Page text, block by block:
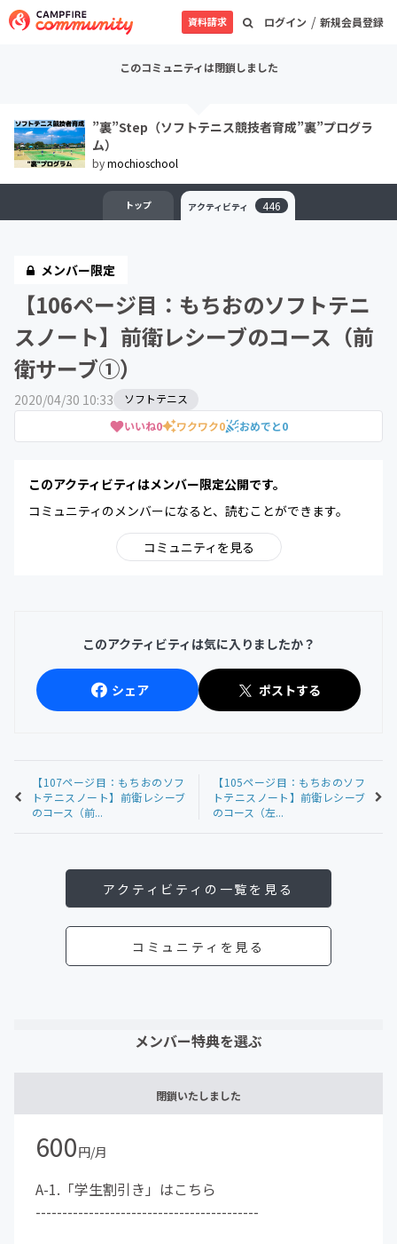
ログイン / 新規会員登録
資料請求
このコミュニティは閉鎖しました
”裏”Step（ソフトテニス競技者育成”裏”プログラ
ム）
bymochioschool
トップ アクティビティ 446
メンバー限定
【106ページ目：もちおのソフトテニ
スノート】前衛レシーブのコース（前
衛サーブ①）
2020/04/30 10:33
いいね0 ワクワク0 おめでと0
ソフトテニス
このアクティビティはメンバー限定公開です。
コミュニティのメンバーになると、読むことができます。
コミュニティを見る
このアクティビティは気に入りましたか？
シェア ポストする
【107ページ目：もちおのソフ
トテニスノート】前衛レシーブ
のコース（前...
【105ページ目：もちおのソフ
トテニスノート】前衛レシーブ
のコース（左...
アクティビティの一覧を見る
コミュニティを見る
メンバー特典を選ぶ
閉鎖いたしました
600円/月
A-1.「学生割引き」はこちら
------------------------------------------